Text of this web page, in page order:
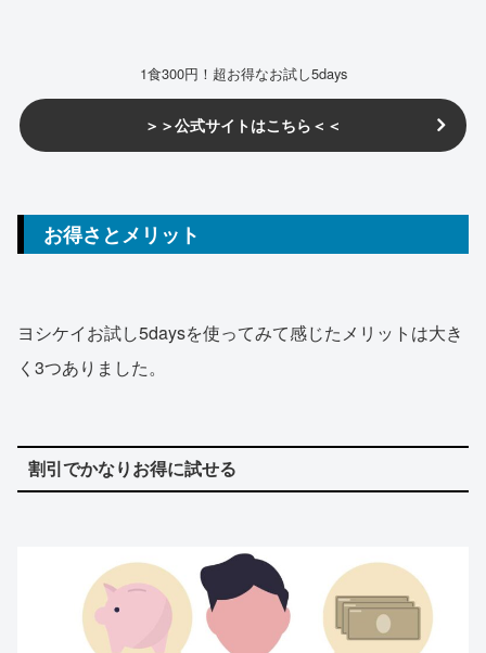
1食300円！超お得なお試し5days
＞＞公式サイトはこちら＜＜
お得さとメリット
ヨシケイお試し5daysを使ってみて感じたメリットは大き
く3つありました。
割引でかなりお得に試せる